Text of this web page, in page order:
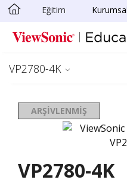
Skip to main content
Eğitim Kurumsal
VP2780-4K
ARŞIVLENMIŞ
VP2780-4K